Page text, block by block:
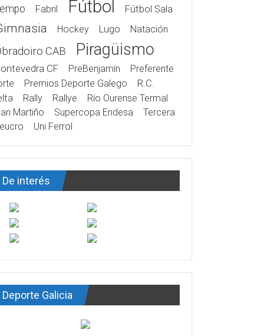
Fabril Fútbol Fútbol Sala
Hockey Lugo Natación
CAB Piragüismo
CF PreBenjamín
Preferente
Premios Deporte Galego
R.C.
Rally Rallye
Río Ourense Termal
Martiño
Supercopa Endesa
Tercera
Uni Ferrol
De interés
Deporte Galicia